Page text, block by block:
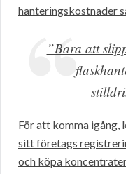
hanteringskostnader
”Bara att
För att komma igång,
sitt företags
och köpa